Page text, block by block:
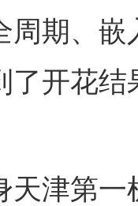
周期、
了开花
津第一